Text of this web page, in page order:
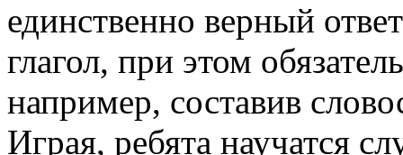
единственно верный
глагол, при этом
например, составив
Играя, ребята научатся